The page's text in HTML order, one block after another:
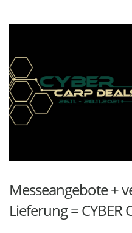
Messeangebote +
Lieferung = CYBER